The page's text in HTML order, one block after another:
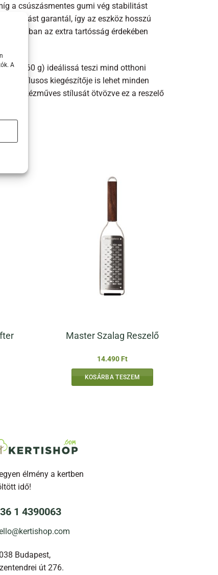
A
a csúszásmentes gumi vég stabilitást
tárolást garantál, így az eszköz hosszú
azonban az extra tartósság érdekében
(260 g) ideálissá teszi mind otthoni
stílusos kiegészítője is lehet minden
kézműves stílusát ötvözve ez a reszelő
Master Szalag Reszelő
14.490 Ft
KOSÁRBA TESZEM
élmény a kertben
idő!
1 4390063
Budapest,
út 276.